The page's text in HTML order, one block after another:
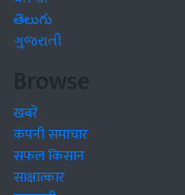
తెలుగు
ગુજરાતી
Browse
खबरें
कंपनी समाचार
सफल किसान
साक्षात्कार